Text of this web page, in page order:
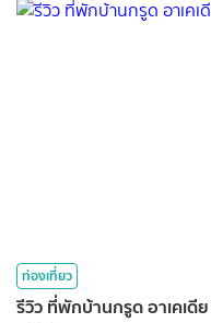
ท่องเที่ยว
รีวิว ที่พักบ้านกรูด อาเคเดี